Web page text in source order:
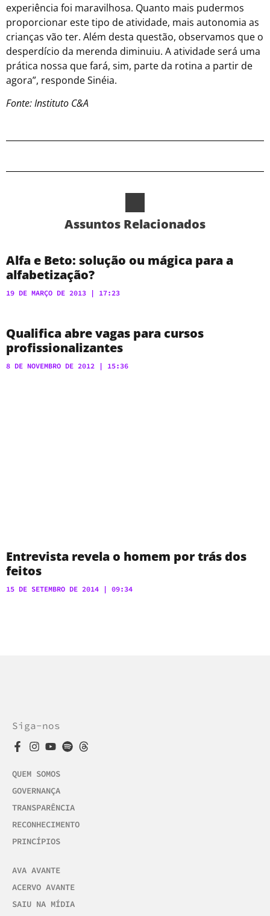
experiência foi maravilhosa. Quanto mais pudermos
proporcionar este tipo de atividade, mais autonomia as
crianças vão ter. Além desta questão, observamos que o
desperdício da merenda diminuiu. A atividade será uma
prática nossa que fará, sim, parte da rotina a partir de
agora”, responde Sinéia.
Fonte: Instituto C&A
Assuntos Relacionados
Alfa e Beto: solução ou mágica para a
alfabetização?
19 DE MARÇO DE 2013 17:23
Qualifica abre vagas para cursos
profissionalizantes
8 DE NOVEMBRO DE 2012 15:36
Entrevista revela o homem por trás dos
feitos
15 DE SETEMBRO DE 2014 09:34
Siga-nos
QUEM SOMOS
GOVERNANÇA
TRANSPARÊNCIA
RECONHECIMENTO
PRINCÍPIOS
AVA AVANTE
ACERVO AVANTE
SAIU NA MÍDIA